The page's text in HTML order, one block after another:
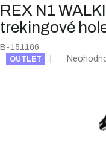
REX N1
trekingové
B-151166
OUTLET
Průměrné